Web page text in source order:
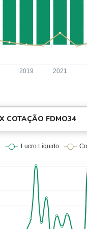
um dos veículos mais
da Ford continuou
seu primeiro
da Lincoln Motor
apresentou o
a exibir o
a Segunda
aviões, tanques e
em 1948, a
o primeiro carro
COTAÇÃO FDMO34